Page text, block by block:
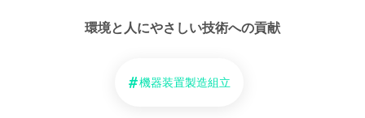
環境と人にやさしい技術への貢献
機器装置製造組立